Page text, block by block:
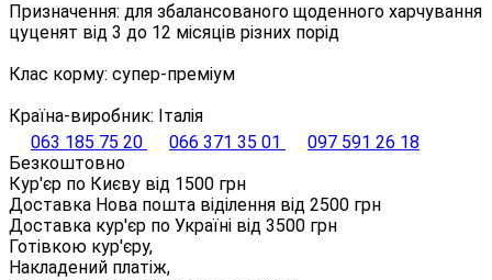
Призначення: для збалансованого щоденного харчування
цуценят від 3 до 12 місяців різних порід
Клас корму: супер-преміум
Країна-виробник: Італія
063 185 75 20
066 371 35 01
097 591 26 18
Безкоштовно
Кур'єр по Києву від 1500 грн
Доставка Нова пошта віділення від 2500 грн
Доставка кур'єр по Україні від 3500 грн
Готівкою кур'єру,
Накладений платіж,